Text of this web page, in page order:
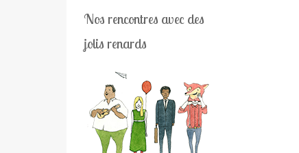
Nos rencontres avec des
jolis renards